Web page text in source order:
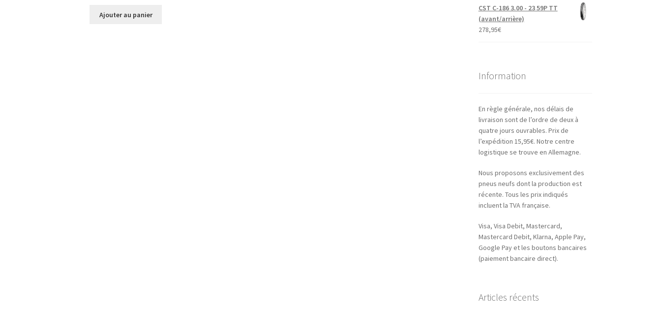
Ajouter au panier
CST C-186 3.00 - 23 59P TT
(avant/arrière)
278,95€
Information
En règle générale, nos délais de
livraison sont de l’ordre de deux à
quatre jours ouvrables. Prix de
l’expédition 15,95€. Notre centre
logistique se trouve en Allemagne.
Nous proposons exclusivement des
pneus neufs dont la production est
récente. Tous les prix indiqués
incluent la TVA française.
Visa, Visa Debit, Mastercard,
Mastercard Debit, Klarna, Apple Pay,
Google Pay et les boutons bancaires
(paiement bancaire direct).
Articles récents